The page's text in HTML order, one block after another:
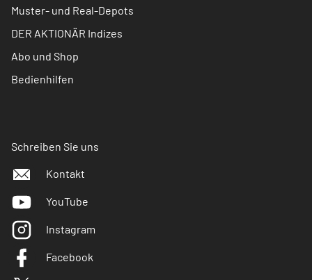
Muster- und Real-Depots
DER AKTIONÄR Indizes
Abo und Shop
Bedienhilfen
Schreiben Sie uns
Kontakt
YouTube
Instagram
Facebook